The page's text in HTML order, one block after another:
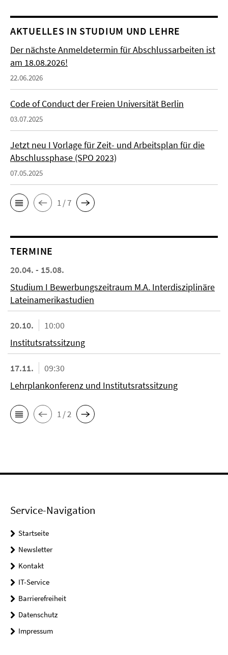
AKTUELLES IN STUDIUM UND LEHRE
Der nächste Anmeldetermin für Abschlussarbeiten ist
am 18.08.2026!
22.06.2026
Code of Conduct der Freien Universität Berlin
03.07.2025
Jetzt neu I Vorlage für Zeit- und Arbeitsplan für die
Abschlussphase (SPO 2023)
07.05.2025
1 / 7
TERMINE
20.04. - 15.08.
Studium I Bewerbungszeitraum M.A. Interdisziplinäre
Lateinamerikastudien
20.10.
10:00
Institutsratssitzung
17.11.
09:30
Lehrplankonferenz und Institutsratssitzung
1 / 2
Service-Navigation
Startseite
Newsletter
Kontakt
IT-Service
Barrierefreiheit
Datenschutz
Impressum